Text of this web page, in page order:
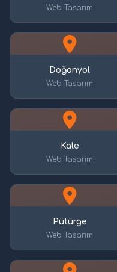
Web Tasarım
Doğanyol
Web Tasarım
Kale
Web Tasarım
Pütürge
Web Tasarım